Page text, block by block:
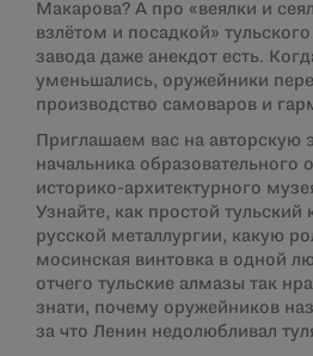
Макарова? А про «веялки и
взлётом и посадкой»
завода даже анекдот есть.
уменьшались, оружейники
производство самоваров и
Приглашаем вас на авторскую
начальника образовательного
историко-архитектурного
Узнайте, как простой тульский
русской металлургии, какую
мосинская винтовка в одной
отчего тульские алмазы так
знати, почему оружейников
за что Ленин недолюбливал